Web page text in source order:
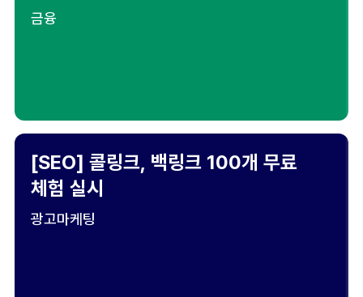
금융
[SEO] 콜링크, 백링크 100개 무료
체험 실시
광고마케팅